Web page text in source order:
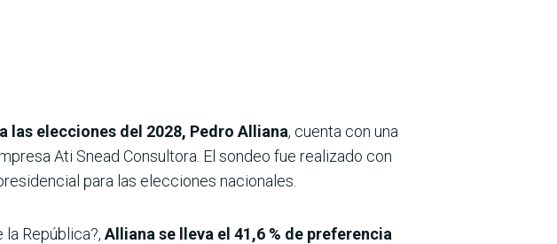
las elecciones del 2028, Pedro Alliana, cuenta con una
Ati Snead Consultora. El sondeo fue realizado con
para las elecciones nacionales.
República?, Alliana se lleva el 41,6 % de preferencia